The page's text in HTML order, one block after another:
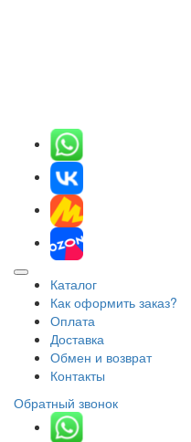
Каталог
Как оформить заказ?
Оплата
Доставка
Обмен и возврат
Контакты
Обратный звонок